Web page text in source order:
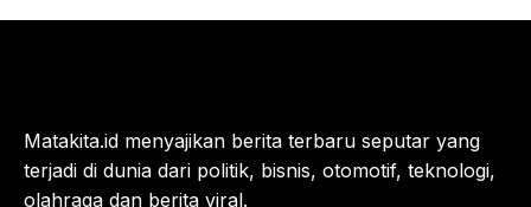
Matakita.id menyajikan berita terbaru seputar yang
terjadi di dunia dari politik, bisnis, otomotif, teknologi,
olahraga dan berita viral.